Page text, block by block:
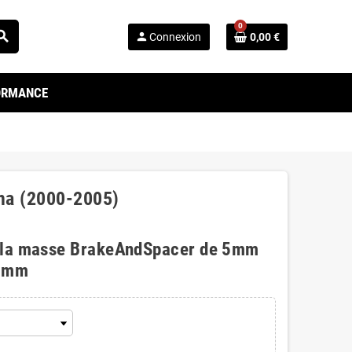
person Connexion
0
0,00 €
(2000-2005)
masse BrakeAndSpacer de 5mm